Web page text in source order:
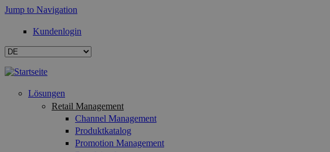
Jump to Navigation
Kundenlogin
Lösungen
Retail Management
Channel Management
Produktkatalog
Promotion Management